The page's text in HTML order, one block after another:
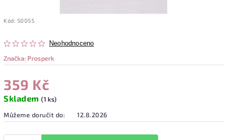
Kód: S0055
Neohodnoceno
Značka: Prosperk
359 Kč
Skladem (1 ks)
Můžeme doručit do:
12.8.2026